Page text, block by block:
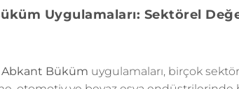
Uygulamaları: Sektörel
Abkant Büküm uygulamaları, birçok